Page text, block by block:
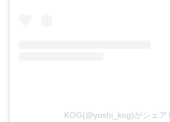
KOG(@yoshi_kog)がシェア